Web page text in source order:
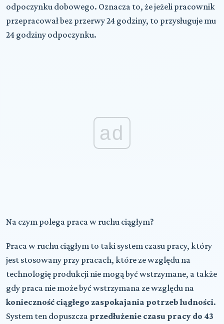
odpoczynku dobowego. Oznacza to, że jeżeli pracownik
przepracował bez przerwy 24 godziny, to przysługuje mu
24 godziny odpoczynku.
ad
Na czym polega praca w ruchu ciągłym?
Praca w ruchu ciągłym to taki system czasu pracy, który
jest stosowany przy pracach, które ze względu na
technologię produkcji nie mogą być wstrzymane, a także
gdy praca nie może być wstrzymana ze względu na
konieczność ciągłego zaspokajania potrzeb ludności.
System ten dopuszcza przedłużenie czasu pracy do 43